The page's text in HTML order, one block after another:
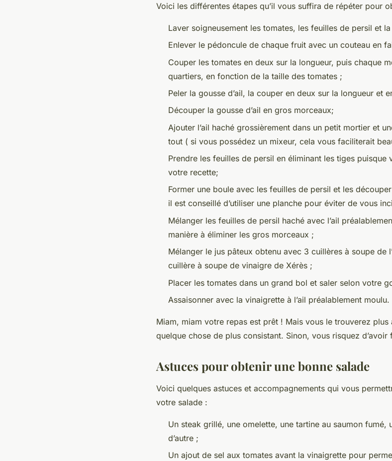
Voici les différentes étapes qu’il vous suffira de répéter pour
Laver soigneusement les tomates, les feuilles de persil et la
Enlever le pédoncule de chaque fruit avec un couteau en
Couper les tomates en deux sur la longueur, puis chaque
quartiers, en fonction de la taille des tomates ;
Peler la gousse d’ail, la couper en deux sur la longueur et
Découper la gousse d’ail en gros morceaux;
Ajouter l’ail haché grossièrement dans un petit mortier et
tout ( si vous possédez un mixeur, cela vous faciliterait
Prendre les feuilles de persil en éliminant les tiges puisque
votre recette;
Former une boule avec les feuilles de persil et les
il est conseillé d’utiliser une planche pour éviter de vous
Mélanger les feuilles de persil haché avec l’ail
manière à éliminer les gros morceaux ;
Mélanger le jus pâteux obtenu avec 3 cuillères à soupe de
cuillère à soupe de vinaigre de Xérès ;
Placer les tomates dans un grand bol et saler selon votre
Assaisonner avec la vinaigrette à l’ail préalablement moulu.
Miam, miam votre repas est prêt ! Mais vous le trouverez
quelque chose de plus consistant. Sinon, vous risquez
Astuces pour obtenir une bonne salade
Voici quelques astuces et accompagnements qui vous
votre salade :
Un steak grillé, une omelette, une tartine au saumon fumé,
d’autre ;
Un ajout de sel aux tomates avant la vinaigrette pour